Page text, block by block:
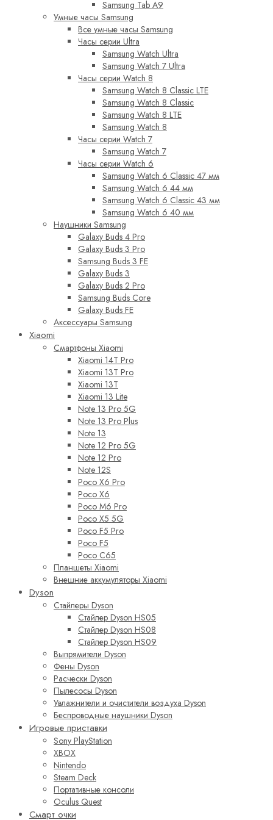
Samsung Tab A9
Умные часы Samsung
Все умные часы Samsung
Часы серии Ultra
Samsung Watch Ultra
Samsung Watch 7 Ultra
Часы серии Watch 8
Samsung Watch 8 Classic LTE
Samsung Watch 8 Classic
Samsung Watch 8 LTE
Samsung Watch 8
Часы серии Watch 7
Samsung Watch 7
Часы серии Watch 6
Samsung Watch 6 Classic 47 мм
Samsung Watch 6 44 мм
Samsung Watch 6 Classic 43 мм
Samsung Watch 6 40 мм
Наушники Samsung
Galaxy Buds 4 Pro
Galaxy Buds 3 Pro
Samsung Buds 3 FE
Galaxy Buds 3
Galaxy Buds 2 Pro
Samsung Buds Core
Galaxy Buds FE
Аксессуары Samsung
Xiaomi
Смартфоны Xiaomi
Xiaomi 14T Pro
Xiaomi 13T Pro
Xiaomi 13T
Xiaomi 13 Lite
Note 13 Pro 5G
Note 13 Pro Plus
Note 13
Note 12 Pro 5G
Note 12 Pro
Note 12S
Poco X6 Pro
Poco X6
Poco M6 Pro
Poco X5 5G
Poco F5 Pro
Poco F5
Poco C65
Планшеты Xiaomi
Внешние аккумуляторы Xiaomi
Dyson
Стайлеры Dyson
Стайлер Dyson HS05
Стайлер Dyson HS08
Стайлер Dyson HS09
Выпрямители Dyson
Фены Dyson
Расчески Dyson
Пылесосы Dyson
Увлажнители и очистители воздуха Dyson
Беспроводные наушники Dyson
Игровые приставки
Sony PlayStation
XBOX
Nintendo
Steam Deck
Портативные консоли
Oculus Quest
Смарт очки